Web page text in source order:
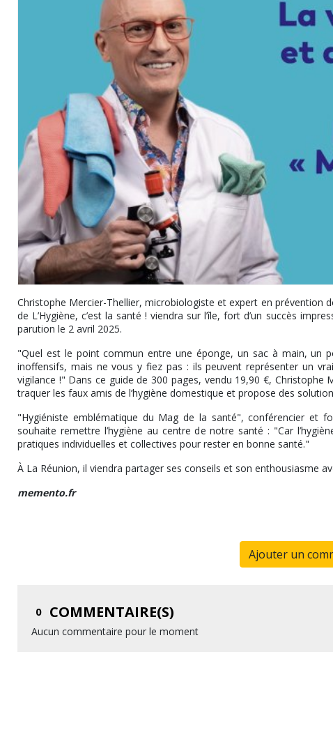
Christophe Mercier-Thellier, microbiologiste et expert en prévention
de L’Hygiène, c’est la santé ! viendra sur l’île, fort d’un succès
parution le 2 avril 2025.
"Quel est le point commun entre une éponge, un sac à main, un
inoffensifs, mais ne vous y fiez pas : ils peuvent représenter un
vigilance !" Dans ce guide de 300 pages, vendu 19,90 €,
traquer les faux amis de l’hygiène domestique et propose des
"Hygiéniste emblématique du Mag de la santé", conférencier et
souhaite remettre l’hygiène au centre de notre santé : "Car
pratiques individuelles et collectives pour rester en bonne santé."
À La Réunion, il viendra partager ses conseils et son enthousiasme
memento.fr
Ajouter un
0 COMMENTAIRE(S)
Aucun commentaire pour le moment